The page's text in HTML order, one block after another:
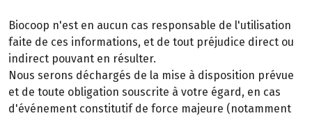
Biocoop n'est en aucun cas responsable de l'utilisation
faite de ces informations, et de tout préjudice direct ou
indirect pouvant en résulter.
Nous serons déchargés de la mise à disposition prévue
et de toute obligation souscrite à votre égard, en cas
d'événement constitutif de force majeure (notamment